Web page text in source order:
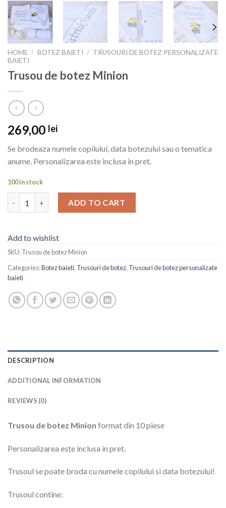
HOME / BOTEZ BAIETI / TRUSOURI DE BOTEZ PERSONALIZATE
BAIETI
Trusou de botez Minion
269,00 lei
Se brodeaza numele copilului, data botezului sau o tematica
anume. Personalizarea este inclusa in pret.
100 in stock
ADD TO CART
Add to wishlist
SKU:Trusou de botez Minion
Categories:Botez baieti, Trusouri de botez, Trusouri de botez personalizate
baieti
DESCRIPTION
ADDITIONAL INFORMATION
REVIEWS (0)
Trusou de botez Minion format din 10 piese
Personalizarea este inclusa in pret.
Trusoul se poate broda cu numele copilului si data botezului!
Trusoul contine: